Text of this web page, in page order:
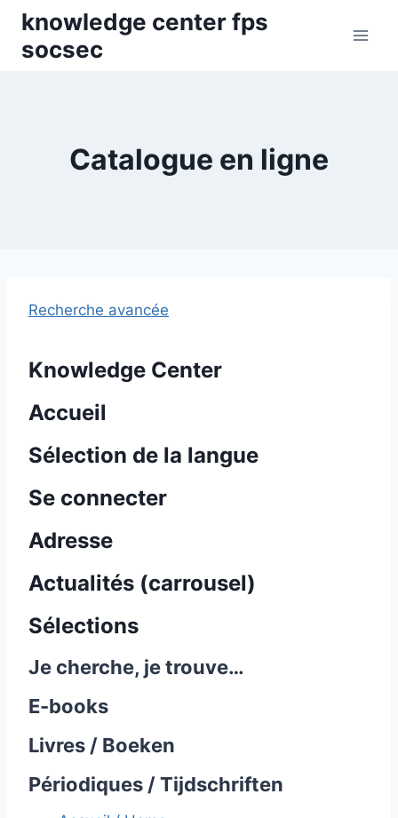
Skip
content
knowledge center fps
socsec
Catalogue en ligne
Recherche avancée
Knowledge Center
Accueil
Sélection de la langue
Se connecter
Adresse
Actualités (carrousel)
Sélections
Je cherche, je trouve…
E-books
Livres / Boeken
Périodiques / Tijdschriften